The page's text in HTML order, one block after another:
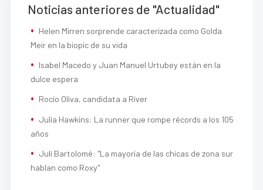
Noticias anteriores de "Actualidad"
Helen Mirren sorprende caracterizada como Golda
Meir en la biopic de su vida
Isabel Macedo y Juan Manuel Urtubey están en la
dulce espera
Rocío Oliva, candidata a River
Julia Hawkins: La runner que rompe récords a los 105
años
Juli Bartolomé: "La mayoría de las chicas de zona sur
hablan como Roxy"